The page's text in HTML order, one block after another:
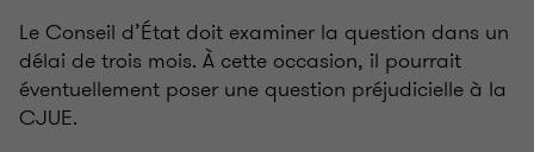
Le Conseil d’État doit examiner la question dans un
délai de trois mois. À cette occasion, il pourrait
éventuellement poser une question préjudicielle à la
CJUE.